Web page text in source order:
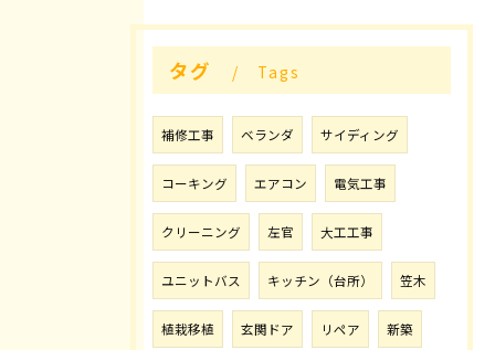
タグ Tags
補修工事 ベランダ サイディング
コーキング エアコン 電気工事
クリーニング 左官 大工工事
ユニットバス キッチン（台所） 笠木
植栽移植 玄関ドア リペア 新築